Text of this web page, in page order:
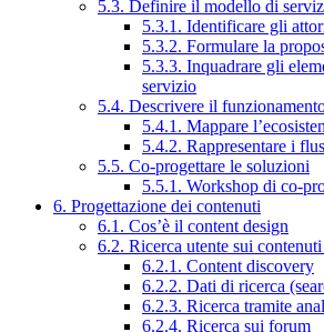
5.3. Definire il modello di
5.3.1. Identificare gli
5.3.2. Formulare la
5.3.3. Inquadrare gli
servizio
5.4. Descrivere il
5.4.1. Mappare
5.4.2. Rappresentare i
5.5. Co-progettare le soluzioni
5.5.1. Workshop di co-
6. Progettazione dei contenuti
6.1. Cos’è il content design
6.2. Ricerca utente sui
6.2.1. Content discovery
6.2.2. Dati di ricerca
6.2.3. Ricerca tramite
6.2.4. Ricerca sui forum